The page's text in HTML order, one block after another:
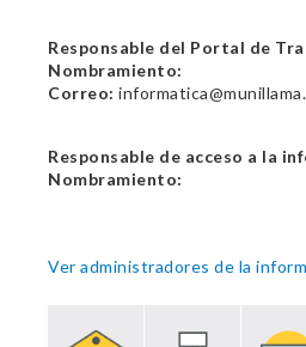
Responsable del Portal de
Nombramiento:
Correo:
Responsable de acceso a la
Nombramiento:
Ver administradores de la